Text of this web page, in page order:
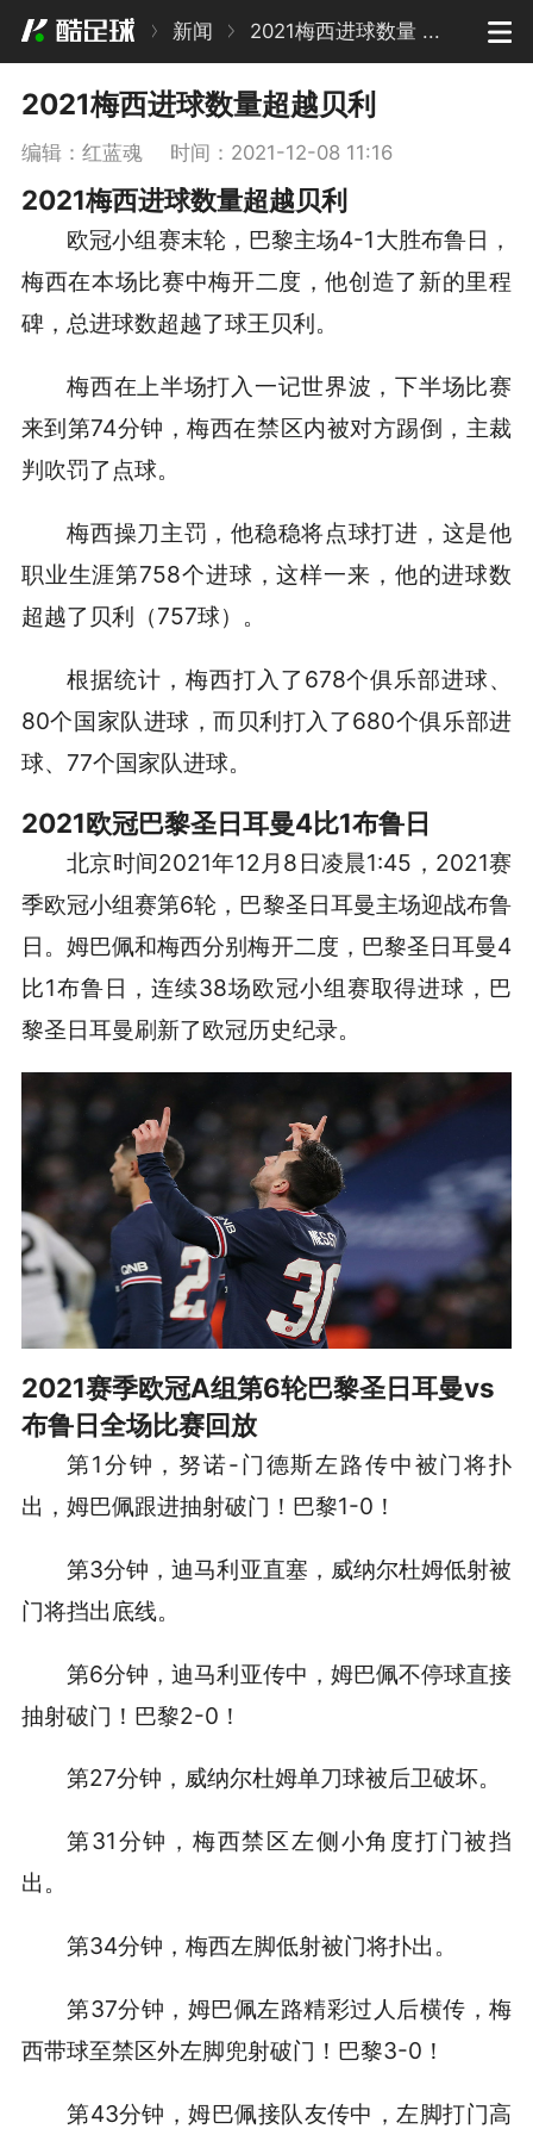
新闻 2021梅西进球数量 ...
2021梅西进球数量超越贝利
编辑：红蓝魂 时间：2021-12-08 11:16
2021梅西进球数量超越贝利
欧冠小组赛末轮，巴黎主场4-1大胜布鲁日，
梅西在本场比赛中梅开二度，他创造了新的里程
碑，总进球数超越了球王贝利。
梅西在上半场打入一记世界波，下半场比赛
来到第74分钟，梅西在禁区内被对方踢倒，主裁
判吹罚了点球。
梅西操刀主罚，他稳稳将点球打进，这是他
职业生涯第758个进球，这样一来，他的进球数
超越了贝利（757球）。
根据统计，梅西打入了678个俱乐部进球、
80个国家队进球，而贝利打入了680个俱乐部进
球、77个国家队进球。
2021欧冠巴黎圣日耳曼4比1布鲁日
北京时间2021年12月8日凌晨1:45，2021赛
季欧冠小组赛第6轮，巴黎圣日耳曼主场迎战布鲁
日。姆巴佩和梅西分别梅开二度，巴黎圣日耳曼4
比1布鲁日，连续38场欧冠小组赛取得进球，巴
黎圣日耳曼刷新了欧冠历史纪录。
2021赛季欧冠A组第6轮巴黎圣日耳曼vs
布鲁日全场比赛回放
第1分钟，努诺-门德斯左路传中被门将扑
出，姆巴佩跟进抽射破门！巴黎1-0！
第3分钟，迪马利亚直塞，威纳尔杜姆低射被
门将挡出底线。
第6分钟，迪马利亚传中，姆巴佩不停球直接
抽射破门！巴黎2-0！
第27分钟，威纳尔杜姆单刀球被后卫破坏。
第31分钟，梅西禁区左侧小角度打门被挡
出。
第34分钟，梅西左脚低射被门将扑出。
第37分钟，姆巴佩左路精彩过人后横传，梅
西带球至禁区外左脚兜射破门！巴黎3-0！
第43分钟，姆巴佩接队友传中，左脚打门高